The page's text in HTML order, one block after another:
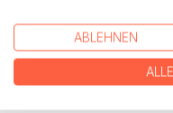
dann ist das nicht lustig!
Aber zum Glück gibt es
allerbeste Freundin. Sie
ABLEHNEN